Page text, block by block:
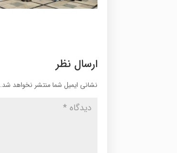
ارسال نظر
نشانی ایمیل شما منتشر نخواهد شد.